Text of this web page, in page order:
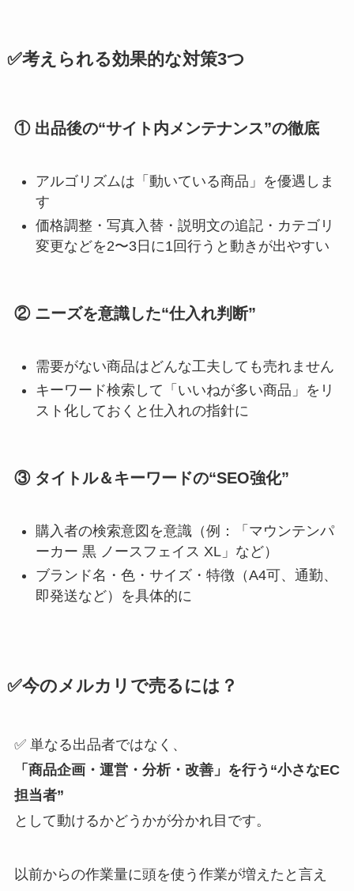
✅考えられる効果的な対策3つ
① 出品後の“サイト内メンテナンス”の徹底
アルゴリズムは「動いている商品」を優遇しま
す
価格調整・写真入替・説明文の追記・カテゴリ
変更などを2〜3日に1回行うと動きが出やすい
② ニーズを意識した“仕入れ判断”
需要がない商品はどんな工夫しても売れません
キーワード検索して「いいねが多い商品」をリ
スト化しておくと仕入れの指針に
③ タイトル＆キーワードの“SEO強化”
購入者の検索意図を意識（例：「マウンテンパ
ーカー 黒 ノースフェイス XL」など）
ブランド名・色・サイズ・特徴（A4可、通勤、
即発送など）を具体的に
✅今のメルカリで売るには？
✅ 単なる出品者ではなく、
「商品企画・運営・分析・改善」を行う“小さなEC
担当者”
として動けるかどうかが分かれ目です。
以前からの作業量に頭を使う作業が増えたと言え